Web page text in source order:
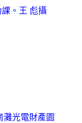
。王 彪攝
光電財產園